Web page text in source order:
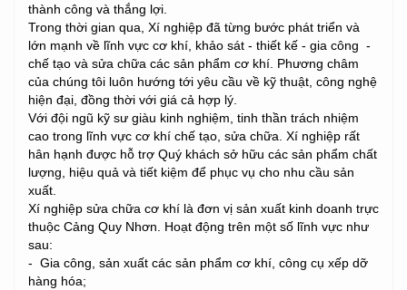
thành công và thắng lợi.
Trong thời gian qua, Xí nghiệp đã từng bước phát triển và
lớn mạnh về lĩnh vực cơ khí, khảo sát - thiết kế - gia công -
chế tạo và sửa chữa các sản phẩm cơ khí. Phương châm
của chúng tôi luôn hướng tới yêu cầu về kỹ thuật, công nghệ
hiện đại, đồng thời với giá cả hợp lý.
Với đội ngũ kỹ sư giàu kinh nghiệm, tinh thần trách nhiệm
cao trong lĩnh vực cơ khí chế tạo, sửa chữa. Xí nghiệp rất
hân hạnh được hỗ trợ Quý khách sở hữu các sản phẩm chất
lượng, hiệu quả và tiết kiệm để phục vụ cho nhu cầu sản
xuất.
Xí nghiệp sửa chữa cơ khí là đơn vị sản xuất kinh doanh trực
thuộc Cảng Quy Nhơn. Hoạt động trên một số lĩnh vực như
sau:
- Gia công, sản xuất các sản phẩm cơ khí, công cụ xếp dỡ
hàng hóa;